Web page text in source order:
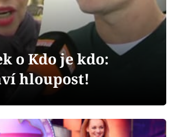
o Kdo je kdo:
hloupost!